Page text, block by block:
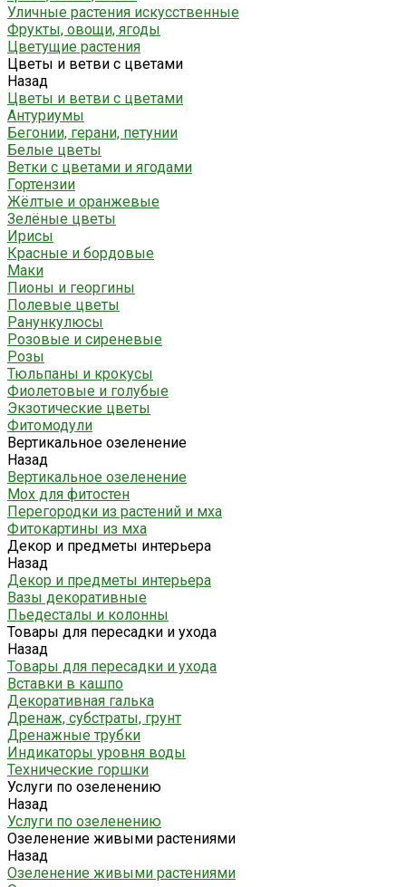
Уличные растения искусственные
Фрукты, овощи, ягоды
Цветущие растения
Цветы и ветви с цветами
Назад
Цветы и ветви с цветами
Антуриумы
Бегонии, герани, петунии
Белые цветы
Ветки с цветами и ягодами
Гортензии
Жёлтые и оранжевые
Зелёные цветы
Ирисы
Красные и бордовые
Маки
Пионы и георгины
Полевые цветы
Ранункулюсы
Розовые и сиреневые
Розы
Тюльпаны и крокусы
Фиолетовые и голубые
Экзотические цветы
Фитомодули
Вертикальное озеленение
Назад
Вертикальное озеленение
Мох для фитостен
Перегородки из растений и мха
Фитокартины из мха
Декор и предметы интерьера
Назад
Декор и предметы интерьера
Вазы декоративные
Пьедесталы и колонны
Товары для пересадки и ухода
Назад
Товары для пересадки и ухода
Вставки в кашпо
Декоративная галька
Дренаж, субстраты, грунт
Дренажные трубки
Индикаторы уровня воды
Технические горшки
Услуги по озеленению
Назад
Услуги по озеленению
Озеленение живыми растениями
Назад
Озеленение живыми растениями